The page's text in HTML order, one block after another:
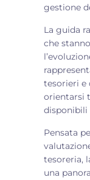
gestione
La guida
che
tesorieri e
orientarsi
disponibili
Pensata
tesoreria,
una